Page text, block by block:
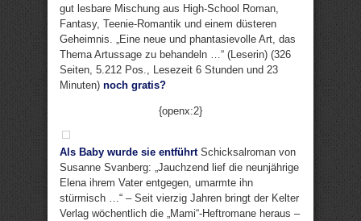
gut lesbare Mischung aus High-School Roman,
Fantasy, Teenie-Romantik und einem düsteren
Geheimnis. „Eine neue und phantasievolle Art, das
Thema Artussage zu behandeln …“ (Leserin) (326
Seiten, 5.212 Pos., Lesezeit 6 Stunden und 23
Minuten) noch gratis?
{openx:2}
Als Baby wurde sie entführtSchicksalroman von
Susanne Svanberg: „Jauchzend lief die neunjährige
Elena ihrem Vater entgegen, umarmte ihn
stürmisch …“ – Seit vierzig Jahren bringt der Kelter
Verlag wöchentlich die „Mami“-Heftromane heraus –